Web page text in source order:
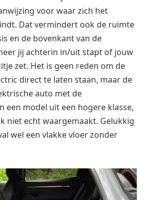
voor waar zich het
Dat vermindert ook de ruimte
en de bovenkant van de
jij achterin in/uit stapt of jouw
zet. Het is geen reden om de
direct te laten staan, maar de
auto met de
een model uit een hogere klasse,
niet echt waargemaakt. Gelukkig
wel een vlakke vloer zonder